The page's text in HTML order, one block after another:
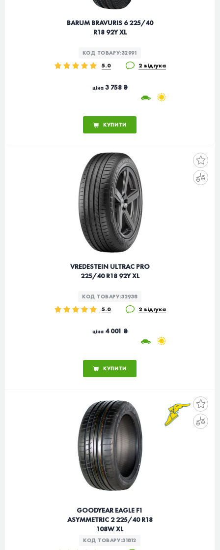
BARUM BRAVURIS 6 225/40
R18 92Y XL
КОД ТОВАРУ:32991
5.0 2 відгука
ціна3 758 ₴
КУПИТИ
VREDESTEIN ULTRAC PRO
225/40 R18 92Y XL
КОД ТОВАРУ:32938
5.0 2 відгука
ціна4 001 ₴
КУПИТИ
GOODYEAR EAGLE F1
ASYMMETRIC 2 225/40 R18
108W XL
КОД ТОВАРУ:31812